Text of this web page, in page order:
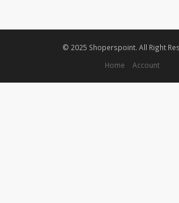
© 2025 Shoperspoint. All Right
Home
Account